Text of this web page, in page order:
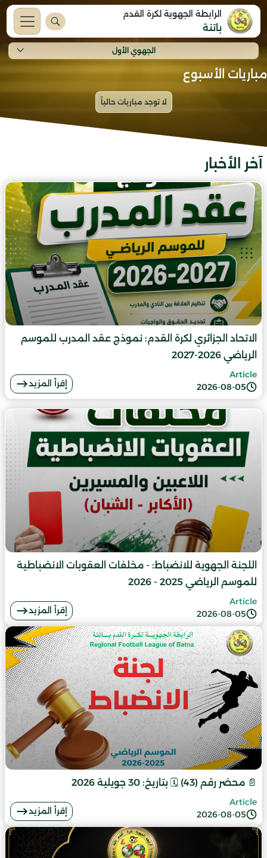
الرابطة الجهوية لكرة القدم
باتنة
الجهوي الأول
مباريات الأسبوع
آخر الأخبار
الاتحاد الجزائري لكرة القدم: نموذج عقد المدرب للموسم
الرياضي 2026-2027
2026-08-05
Article
إقرأ المزيد
اللجنة الجهوية للانضباط: - مخلفات العقوبات الانضباطية
للموسم الرياضي 2025 - 2026
2026-08-05
Article
إقرأ المزيد
📄 محضر رقم (43) 🗓️ بتاريخ: 30 جويلية 2026
2026-08-05
Article
إقرأ المزيد